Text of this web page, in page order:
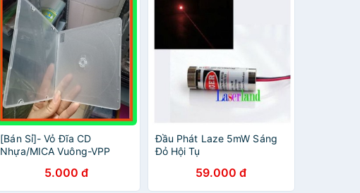
[Bán Sỉ]- Vỏ Đĩa CD
Nhựa/MICA Vuông-VPP
5.000 đ
Đầu Phát Laze 5mW Sáng
Đỏ Hội Tụ
59.000 đ